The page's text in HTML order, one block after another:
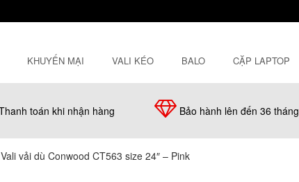
KHUYẾN MẠI VALI KÉO BALO CẶP LAPTOP
toán khi nhận hàng Bảo hành lên đến 36 tháng
Vali vải dù Conwood CT563 size 24″ – Pink